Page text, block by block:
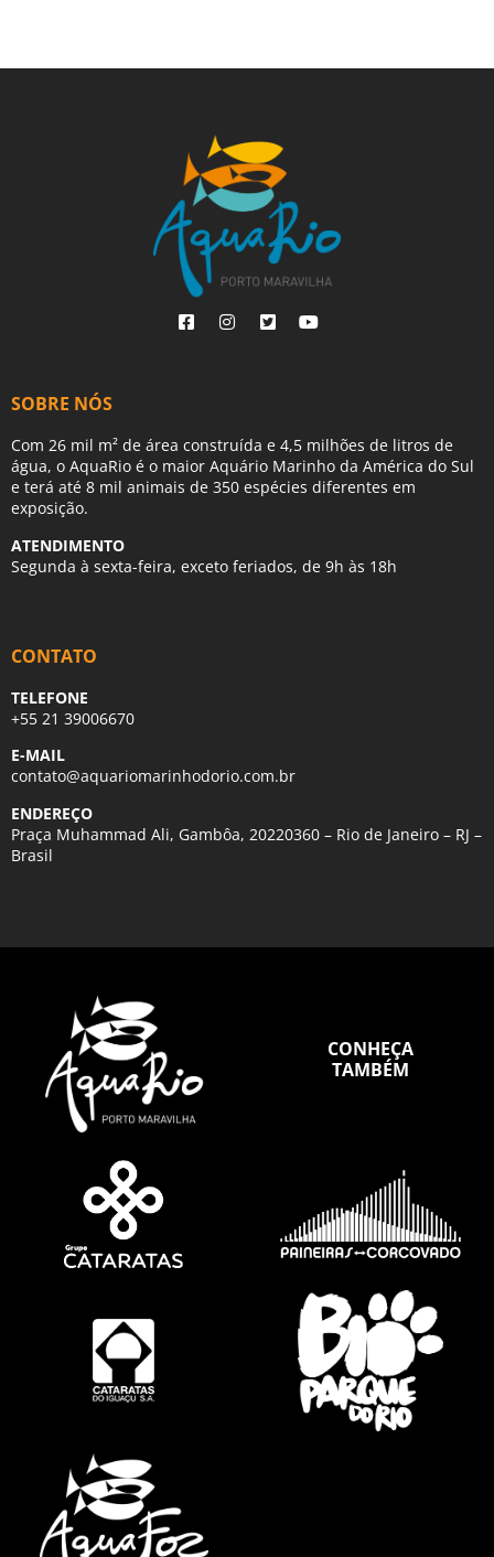
SOBRE NÓS
Com 26 mil m² de área construída e 4,5 milhões de litros de
água, o AquaRio é o maior Aquário Marinho da América do Sul
e terá até 8 mil animais de 350 espécies diferentes em
exposição.
ATENDIMENTO
Segunda à sexta-feira, exceto feriados, de 9h às 18h
CONTATO
TELEFONE
+55 21 39006670
E-MAIL
contato@aquariomarinhodorio.com.br
ENDEREÇO
Praça Muhammad Ali, Gambôa, 20220360 – Rio de Janeiro – RJ –
Brasil
CONHEÇA
TAMBÉM